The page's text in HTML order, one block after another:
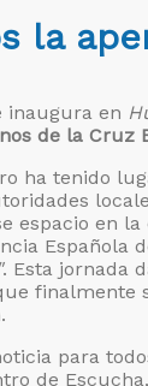
la
inaugura en
de la Cruz
ha tenido
espacio en la
Española
. Esta jornada
finalmente
para
de